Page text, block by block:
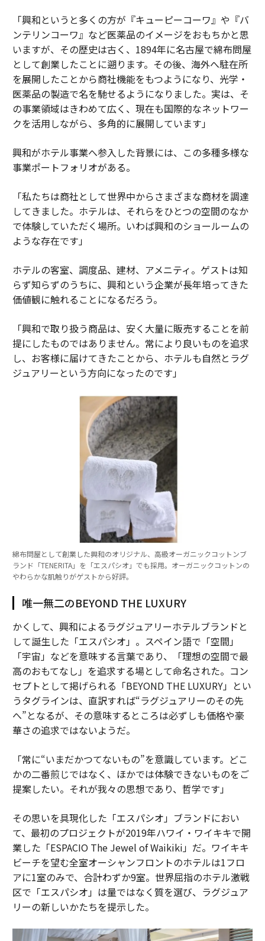
最新号の購入はこちらから
メンバーシップに登録する
関連記事
サステナブルインフラ投資の新基準──レジリエンスが生む長期的価値
絶対条件
電力網の最大の制約は電力ではなく「速度」だ
コロンビアとインドの都市が示す、低炭素社会への道筋
AIが暴く真実：問題はモデルではなくインフラにある
タグ： 環境問題 クリーンエネルギー
advertisement
「興和というと多くの方が『キューピーコーワ』や『バ
ンテリンコーワ』など医薬品のイメージをおもちかと思
いますが、その歴史は古く、1894年に名古屋で綿布問屋
として創業したことに遡ります。その後、海外へ駐在所
を展開したことから商社機能をもつようになり、光学・
医薬品の製造で名を馳せるようになりました。実は、そ
の事業領域はきわめて広く、現在も国際的なネットワー
クを活用しながら、多角的に展開しています」
興和がホテル事業へ参入した背景には、この多種多様な
事業ポートフォリオがある。
「私たちは商社として世界中からさまざまな商材を調達
してきました。ホテルは、それらをひとつの空間のなか
で体験していただく場所。いわば興和のショールームの
ような存在です」
ホテルの客室、調度品、建材、アメニティ。ゲストは知
らず知らずのうちに、興和という企業が長年培ってきた
価値観に触れることになるだろう。
「興和で取り扱う商品は、安く大量に販売することを前
提にしたものではありません。常により良いものを追求
し、お客様に届けてきたことから、ホテルも自然とラグ
ジュアリーという方向になったのです」
綿布問屋として創業した興和のオリジナル、高級オーガニックコットンブ
ランド「TENERITA」を「エスパシオ」でも採用。オーガニックコットンの
やわらかな肌触りがゲストから好評。
唯一無二のBEYOND THE LUXURY
かくして、興和によるラグジュアリーホテルブランドと
して誕生した「エスパシオ」。スペイン語で「空間」
「宇宙」などを意味する言葉であり、「理想の空間で最
高のおもてなし」を追求する場として命名された。コン
セプトとして掲げられる「BEYOND THE LUXURY」とい
うタグラインは、直訳すれば“ラグジュアリーのその先
へ”となるが、その意味するところは必ずしも価格や豪
華さの追求ではないようだ。
「常に“いまだかつてないもの”を意識しています。どこ
かの二番煎じではなく、ほかでは体験できないものをご
提案したい。それが我々の思想であり、哲学です」
その思いを具現化した「エスパシオ」ブランドにおい
て、最初のプロジェクトが2019年ハワイ・ワイキキで開
業した「ESPACIO The Jewel of Waikiki」だ。ワイキキ
ビーチを望む全室オーシャンフロントのホテルは1フロ
アに1室のみで、合計わずか9室。世界屈指のホテル激戦
区で「エスパシオ」は量ではなく質を選び、ラグジュア
リーの新しいかたちを提示した。